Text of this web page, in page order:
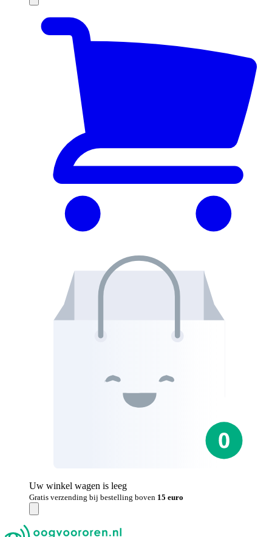
Uw winkel wagen is leeg
Gratis verzending bij bestelling boven 15 euro